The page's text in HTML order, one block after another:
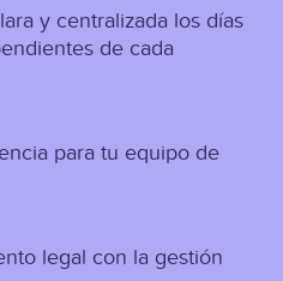
y centralizada los días
de cada
para tu equipo de
legal con la gestión